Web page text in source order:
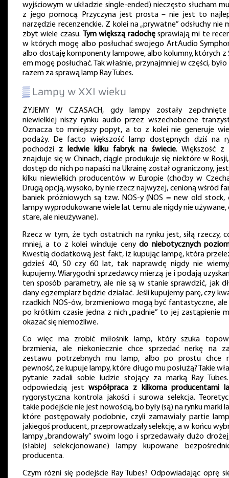
wyjściowym w układzie single-ended) nieczęsto słucham
z jego pomocą. Przyczyna jest prosta – nie jest to
narzędzie recenzenckie. Z kolei na „prywatne” odsłuchy nie
zbyt wiele czasu.
Tym większą radochęsprawiają mi te
w których mogę albo posłuchać swojego ArtAudio
albo dostaję komponenty lampowe, albo kolumny, których z
em mogę posłuchać. Tak właśnie, przynajmniej w części,
razem za sprawą lamp Ray Tubes.
▒Lampy w XXI wieku
ŻYJEMY W CZASACH, gdy lampy zostały
niewielkiej niszy rynku audio przez wszechobecne
Oznacza to mniejszy popyt, a to z kolei nie generuje
podaży. De facto większość lamp dostępnych dziś na
pochodzi z ledwie kilku fabryk na świecie. Większość z
znajduje się w Chinach, ciągle produkuje się niektóre w
dostęp do nich po napaści na Ukrainę został ograniczony,
kilku niewielkich producentów w Europie (choćby w
Drugą opcją, wysoko, by nie rzecz najwyżej, cenioną wśród
baniek próżniowych są tzw. NOS-y (NOS = new old stock,
lampy wyprodukowane wiele lat temu ale nigdy nie używane,
stare, ale nieużywane).
Rzecz w tym, że tych ostatnich na rynku jest, siłą rzeczy,
mniej, a to z kolei winduje cenydo niebotycznych
Kwestią dodatkową jest fakt, iż kupując lampę, która
gdzieś 40, 50 czy 60 lat, tak naprawdę nigdy nie
kupujemy. Wiarygodni sprzedawcy mierzą je i podają
ten sposób parametry, ale nie są w stanie sprawdzić, jak
dany egzemplarz będzie działać. Jeśli kupujemy parę, czy
rzadkich NOS-ów, brzmieniowo mogą być fantastyczne, ale
po krótkim czasie jedna z nich „padnie” to jej zastąpienie
okazać się niemożliwe.
Co więc ma zrobić miłośnik lamp, który szuka
brzmienia, ale niekoniecznie chce sprzedać nerkę na
zestawu potrzebnych mu lamp, albo po prostu chce
pewność, że kupuje lampy, które długo mu posłużą? Takie
pytanie zadali sobie ludzie stojący za marką Ray
odpowiedzią jestwspółpraca z kilkoma producentami
rygorystyczna kontrola jakości i surowa selekcja.
takie podejście nie jest nowością, bo były (są) na rynku marki
które postępowały podobnie, czyli zamawiały partie
jakiegoś producent, przeprowadzały selekcję, a w końcu
lampy „brandowały” swoim logo i sprzedawały dużo
(słabiej selekcjonowane) lampy kupowane
producenta.
Czym różni się podejście Ray Tubes? Odpowiadając oprę